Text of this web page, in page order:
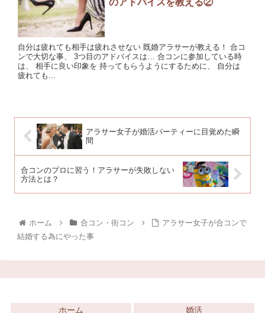
自分は疲れても相手は疲れさせない 既婚アラサーが教える！ 合コ
ンで大切な事、 3つ目のアドバイスは… 合コンに参加している時
は、 相手に良い印象を 持ってもらうようにするために、 自分は
疲れても...
アラサー女子が婚活パーティーに目覚めた瞬
間
合コンのプロに習う！アラサーが失敗しない
方法とは？
ホーム 合コン・街コン
アラサー女子が合コンで
結婚する為にやった事
ホーム 婚活